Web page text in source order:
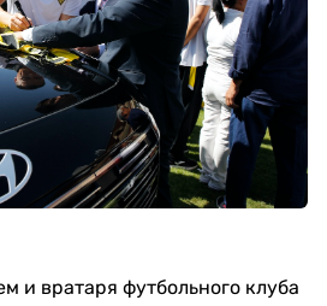
и вратаря футбольного клуба